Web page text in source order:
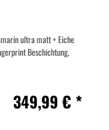
ultra matt + Eiche
Beschichtung,
349,99 € *